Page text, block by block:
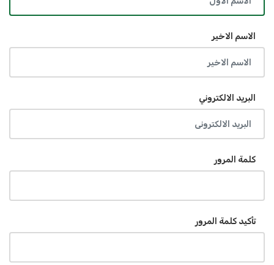
الاسم الاخير
البريد الالكتروني
كلمة المرور
تأكيد كلمة المرور